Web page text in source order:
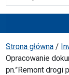
Ścieżka
Strona główna /
Opracowanie
pn.”Remont drogi